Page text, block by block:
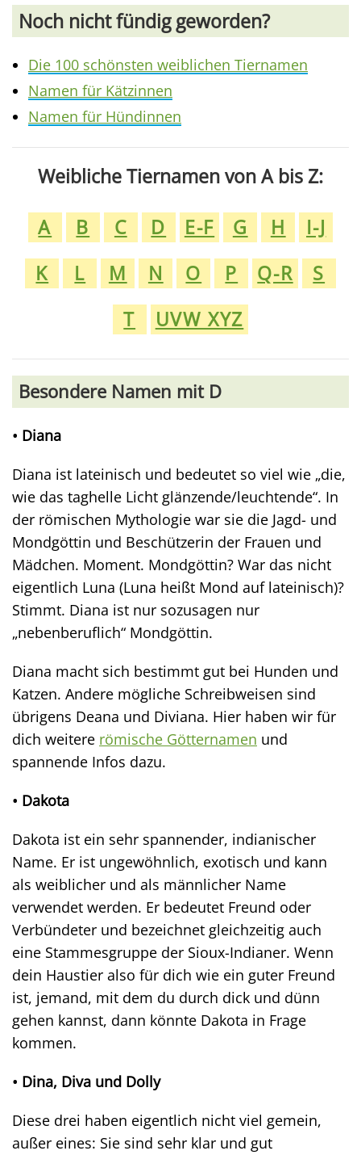
Noch nicht fündig geworden?
Die 100 schönsten weiblichen Tiernamen
Namen für Kätzinnen
Namen für Hündinnen
Weibliche Tiernamen von A bis Z:
A
B C D E-F G H
I-J
K
L M N O P Q-R
S
T
UVW XYZ
Besondere Namen mit D
• Diana
Diana ist lateinisch und bedeutet so viel wie „die,
wie das taghelle Licht glänzende/leuchtende“. In
der römischen Mythologie war sie die Jagd- und
Mondgöttin und Beschützerin der Frauen und
Mädchen. Moment. Mondgöttin? War das nicht
eigentlich Luna (Luna heißt Mond auf lateinisch)?
Stimmt. Diana ist nur sozusagen nur
„nebenberuflich“ Mondgöttin.
Diana macht sich bestimmt gut bei Hunden und
Katzen. Andere mögliche Schreibweisen sind
übrigens Deana und Diviana. Hier haben wir für
dich weitere römische Götternamen und
spannende Infos dazu.
• Dakota
Dakota ist ein sehr spannender, indianischer
Name. Er ist ungewöhnlich, exotisch und kann
als weiblicher und als männlicher Name
verwendet werden. Er bedeutet Freund oder
Verbündeter und bezeichnet gleichzeitig auch
eine Stammesgruppe der Sioux-Indianer. Wenn
dein Haustier also für dich wie ein guter Freund
ist, jemand, mit dem du durch dick und dünn
gehen kannst, dann könnte Dakota in Frage
kommen.
• Dina, Diva und Dolly
Diese drei haben eigentlich nicht viel gemein,
außer eines: Sie sind sehr klar und gut